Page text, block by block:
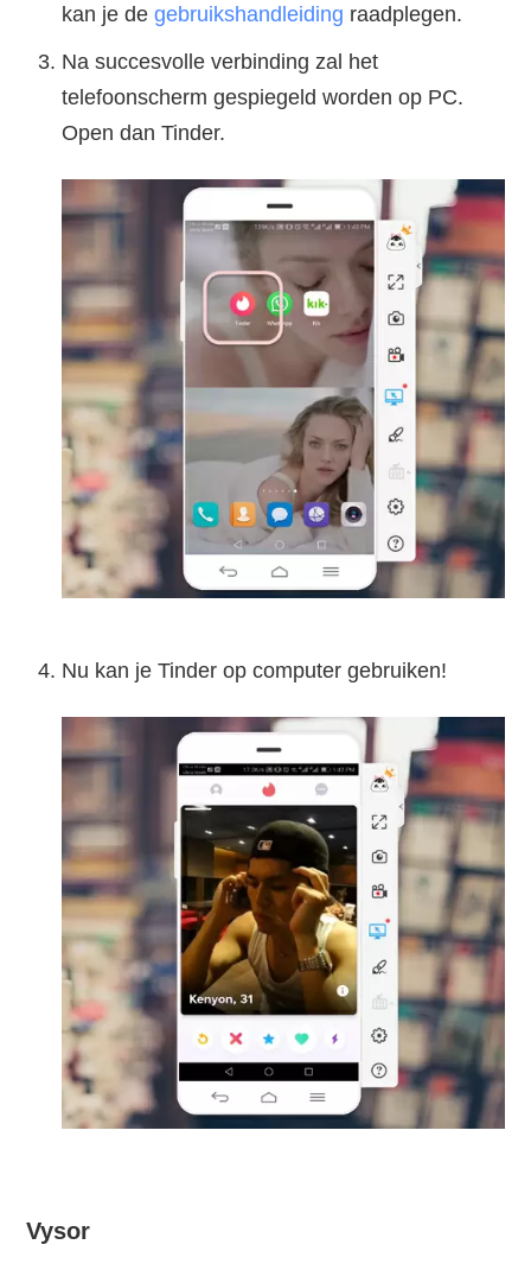
kan je degebruikshandleiding raadplegen.
Na succesvolle verbinding zal het
telefoonscherm gespiegeld worden op PC.
Open dan Tinder.
Nu kan je Tinder op computer gebruiken!
Vysor